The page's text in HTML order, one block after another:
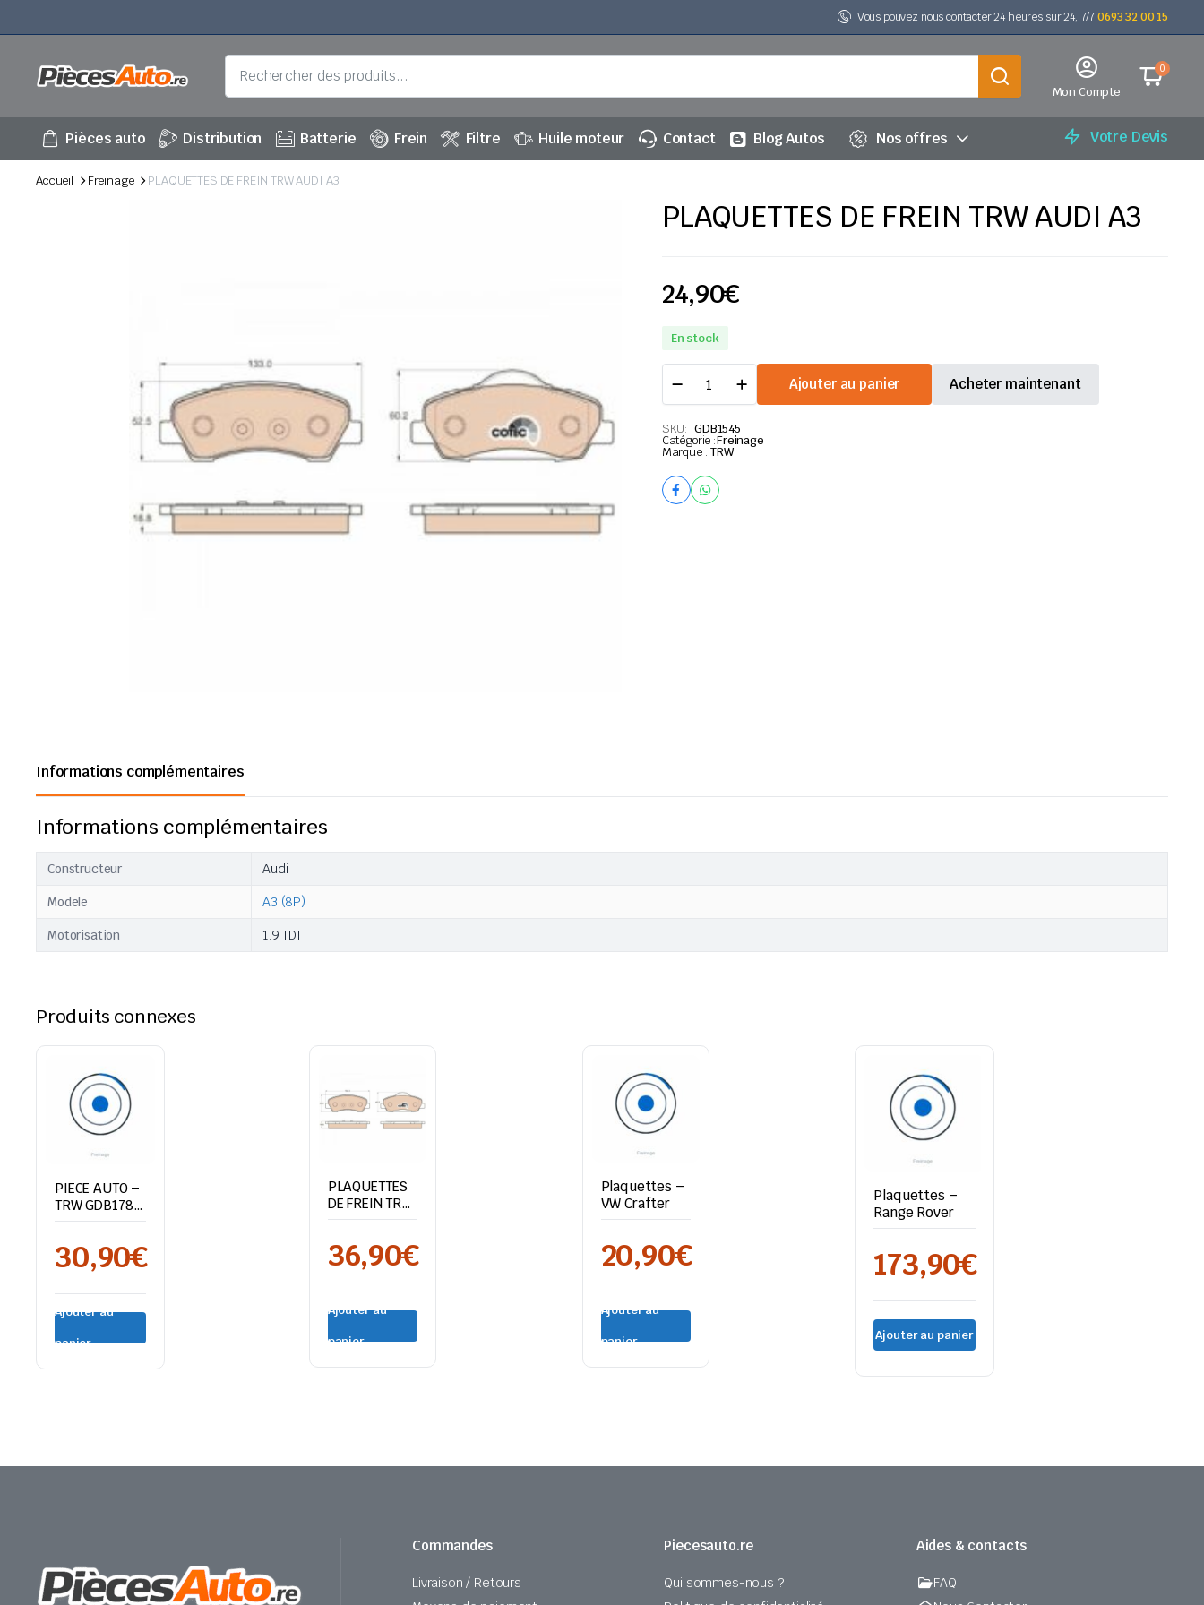
Vous pouvez nous contacter 24 heures sur 24, 7/70693 32 00 15
Mon Compte
0
Pièces auto Distribution Batterie Frein Filtre Huile moteur Contact Blog Autos Nos offres Votre Devis
Accueil Freinage PLAQUETTES DE FREIN TRW AUDI A3
PLAQUETTES DE FREIN TRW AUDI A3
24,90€
En stock
FREIN
TRW
AUDI
A3
quantité
Ajouter au panier Acheter maintenant
SKU: GDB1545
Catégorie :Freinage
Marque :TRW
Informations complémentaires
Informations complémentaires
Constructeur Audi
Modele A3 (8P)
Motorisation 1.9 TDI
Produits connexes
PIECE AUTO –
TRW GDB1789
– Renault
30,90€
Ajouter au
panier
PLAQUETTES
DE FREIN TRW
VW GOLF V
36,90€
Ajouter au
panier
Plaquettes –
VW Crafter
20,90€
Ajouter au
panier
Plaquettes –
Range Rover
173,90€
Ajouter au panier
Commandes
Livraison / Retours
Piecesauto.re
Qui sommes-nous ?
Aides & contacts
FAQ